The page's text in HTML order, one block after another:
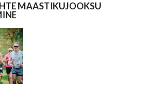
MAASTIKUJOOKSU